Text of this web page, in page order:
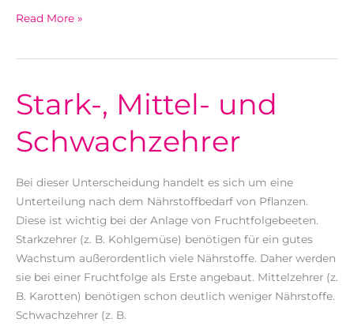
Säuren
Basen
Read More »
Stark-, Mittel- und
Schwachzehrer
Bei dieser Unterscheidung handelt es sich um eine
Unterteilung nach dem Nährstoffbedarf von Pflanzen.
Diese ist wichtig bei der Anlage von Fruchtfolgebeeten.
Starkzehrer (z. B. Kohlgemüse) benötigen für ein gutes
Wachstum außerordentlich viele Nährstoffe. Daher werden
sie bei einer Fruchtfolge als Erste angebaut. Mittelzehrer (z.
B. Karotten) benötigen schon deutlich weniger Nährstoffe.
Schwachzehrer (z. B.